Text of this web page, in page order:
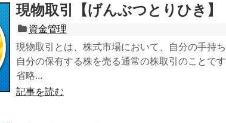
現物取引【げんぶつとりひき】
資金管理
現物取引とは、株式市場において、自分の手持
自分の保有する株を売る通常の株取引のことで
省略...
記事を読む